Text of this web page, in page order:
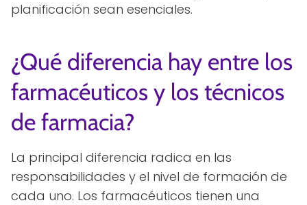
planificación sean esenciales.
¿Qué diferencia hay entre los
farmacéuticos y los técnicos
de farmacia?
La principal diferencia radica en las
responsabilidades y el nivel de formación de
cada uno. Los farmacéuticos tienen una